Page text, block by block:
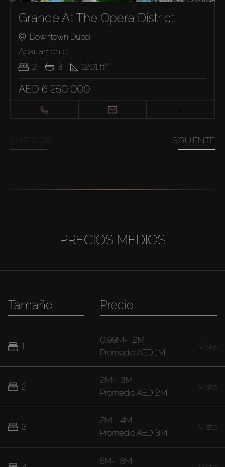
Grande At The Opera District
Downtown Dubai
Apartamento
2
3 1201 ft²
AED 6,250,000
SIGUIENTE
PRECIOS MEDIOS
Tamaño
1
2
3
Precio
0.99M- 2M
PromedioAED 1M
Vista
2M- 3M
PromedioAED 2M
Vista
2M- 4M
PromedioAED 3M
Vista
5M- 8M